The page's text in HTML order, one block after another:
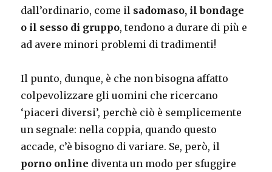
dall’ordinario, come il sadomaso, il bondage
o il sesso di gruppo, tendono a durare di più e
ad avere minori problemi di tradimenti!
Il punto, dunque, è che non bisogna affatto
colpevolizzare gli uomini che ricercano
‘piaceri diversi’, perchè ciò è semplicemente
un segnale: nella coppia, quando questo
accade, c’è bisogno di variare. Se, però, il
porno online diventa un modo per sfuggire